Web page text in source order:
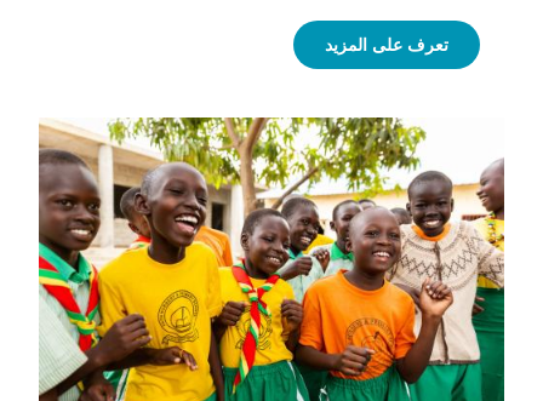
تعرف على المزيد